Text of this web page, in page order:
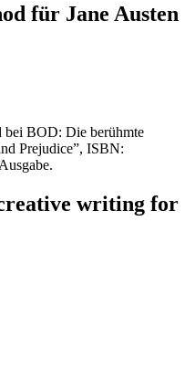
für Jane Austen
bei BOD: Die berühmte
Prejudice”, ISBN:
writing for